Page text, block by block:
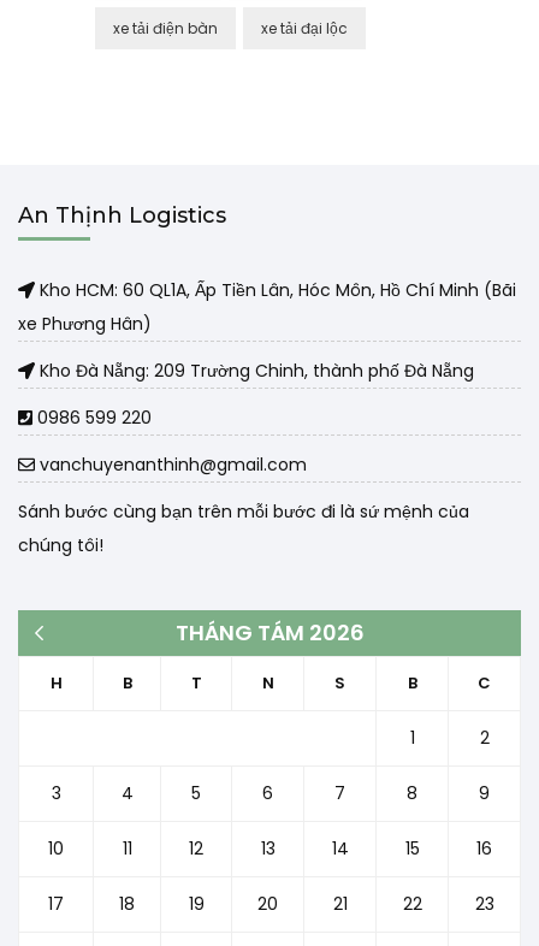
xe tải điện bàn xe tải đại lộc
An Thịnh Logistics
Kho HCM: 60 QL1A, Ấp Tiền Lân, Hóc Môn, Hồ Chí Minh (Bãi
xe Phương Hân)
Kho Đà Nẵng: 209 Trường Chinh, thành phố Đà Nẵng
0986 599 220
vanchuyenanthinh@gmail.com
Sánh bước cùng bạn trên mỗi bước đi là sứ mệnh của
chúng tôi!
THÁNG TÁM 2026
H B T N S B C
1 2
3 4 5 6 7 8 9
10 11 12 13 14 15 16
17 18 19 20 21 22 23